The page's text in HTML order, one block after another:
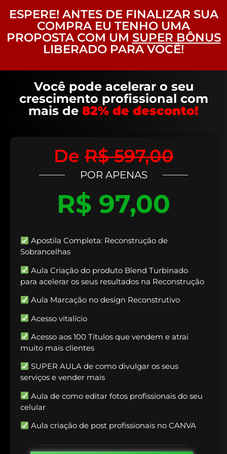
ESPERE! ANTES DE FINALIZAR SUA
COMPRA EU TENHO UMA
PROPOSTA COM UM SUPER BÔNUS
LIBERADO PARA VOCÊ!
Você pode acelerar o seu
crescimento profissional com
mais de 82% de desconto!
DeR$ 597,00
POR APENAS
R$ 97,00
Apostila Completa: Reconstrução de
Sobrancelhas
Aula Criação do produto Blend Turbinado
para acelerar os seus resultados na Reconstrução
Aula Marcação no design Reconstrutivo
Acesso vitalício
Acesso aos 100 Títulos que vendem e atrai
muito mais clientes
SUPER AULA de como divulgar os seus
serviços e vender mais
Aula de como editar fotos profissionais do seu
celular
Aula criação de post profissionais no CANVA